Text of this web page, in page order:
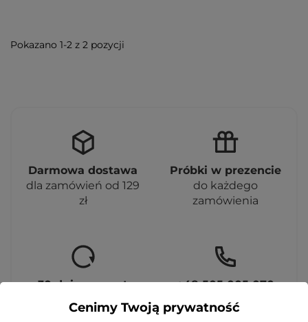
Pokazano 1-2 z 2 pozycji
Darmowa dostawa
dla zamówień od 129
zł
Próbki w prezencie
do każdego
zamówienia
30 dni na zwrot
masz prawo zmienić
zdanie
+48 505 005 070
W czym możemy
pomóc?
Cenimy Twoją prywatność